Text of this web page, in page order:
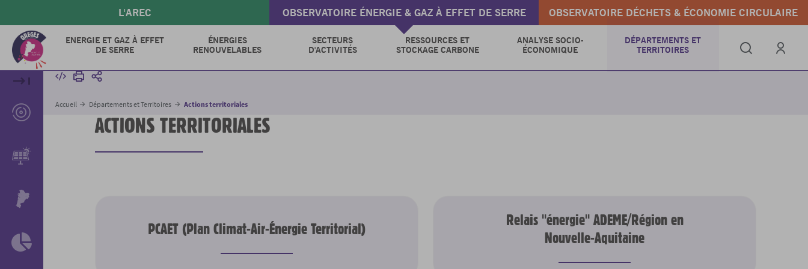
contenu
principal
L'AREC OBSERVATOIRE ÉNERGIE & GAZ À EFFET DE SERRE OBSERVATOIRE DÉCHETS & ÉCONOMIE CIRCULAIRE
ENERGIE ET GAZ À EFFET
DE SERRE
ÉNERGIES
RENOUVELABLES
SECTEURS
D'ACTIVITÉS
RESSOURCES ET
STOCKAGE CARBONE
ANALYSE SOCIO-
ÉCONOMIQUE
DÉPARTEMENTS ET
TERRITOIRES
IntégrerImprimerPartager
Accueil Départements et Territoires Actions territoriales
ACTIONS TERRITORIALES
PCAET (Plan Climat-Air-Énergie Territorial)
Relais "énergie" ADEME/Région en
Nouvelle-Aquitaine